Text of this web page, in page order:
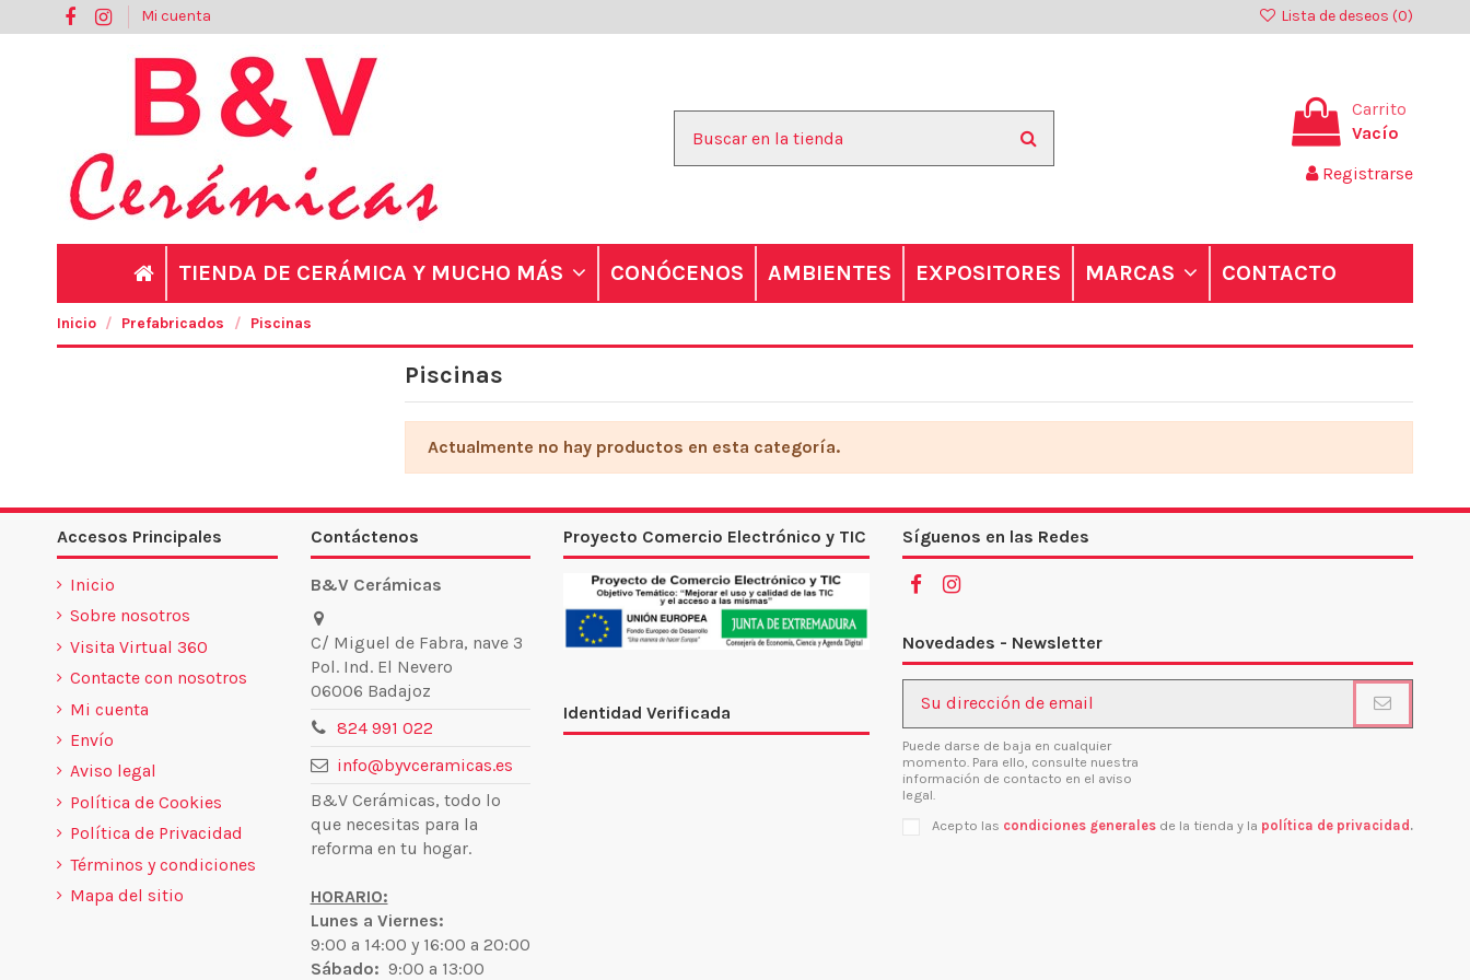
Mi cuenta Lista de deseos (0)
Carrito
Vacío
Registrarse
TIENDA DE CERÁMICA Y MUCHO MÁS CONÓCENOS AMBIENTES EXPOSITORES MARCAS CONTACTO
Inicio Prefabricados Piscinas
Piscinas
Actualmente no hay productos en esta categoría.
Accesos Principales
Inicio
Sobre nosotros
Visita Virtual 360
Contacte con nosotros
Mi cuenta
Envío
Aviso legal
Política de Cookies
Política de Privacidad
Términos y condiciones
Mapa del sitio
Contáctenos
B&V Cerámicas
C/ Miguel de Fabra, nave 3
Pol. Ind. El Nevero
06006 Badajoz
824 991 022
info@byvceramicas.es
B&V Cerámicas, todo lo
que necesitas para la
reforma en tu hogar.
HORARIO:
Lunes a Viernes:
9:00 a 14:00 y 16:00 a 20:00
Sábado: 9:00 a 13:00
Proyecto Comercio Electrónico y TIC
Identidad Verificada
Síguenos en las Redes
Novedades - Newsletter
Puede darse de baja en cualquier
momento. Para ello, consulte nuestra
información de contacto en el aviso
legal.
Acepto las condiciones generales de la tienda y la política de privacidad .